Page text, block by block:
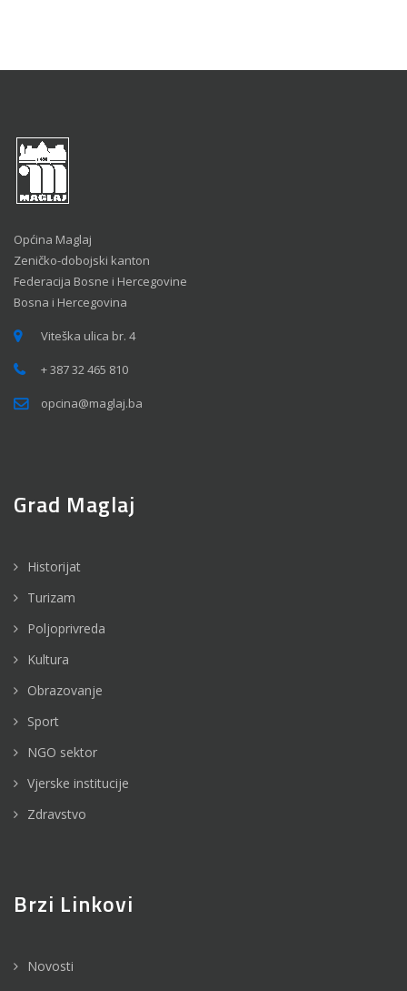
Općina Maglaj
Zeničko-dobojski kanton
Federacija Bosne i Hercegovine
Bosna i Hercegovina
Viteška ulica br. 4
+ 387 32 465 810
opcina@maglaj.ba
Grad Maglaj
Historijat
Turizam
Poljoprivreda
Kultura
Obrazovanje
Sport
NGO sektor
Vjerske institucije
Zdravstvo
Brzi Linkovi
Novosti